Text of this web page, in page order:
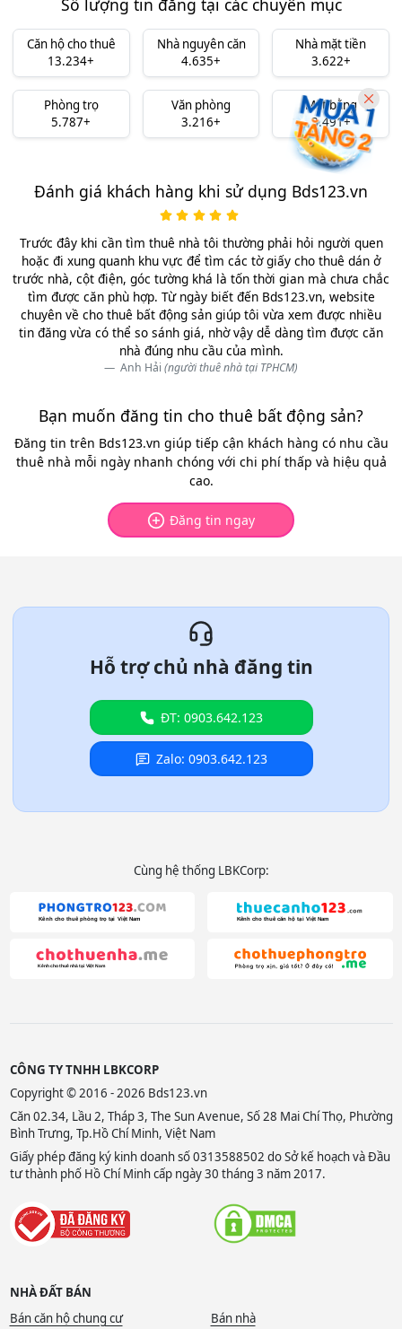
Số lượng tin đăng tại các chuyên mục
Căn hộ cho thuê
13.234+
Nhà nguyên căn
4.635+
Nhà mặt tiền
3.622+
Phòng trọ
5.787+
Văn phòng
3.216+
Mặt bằng
3.491+
Đánh giá khách hàng khi sử dụng Bds123.vn
Trước đây khi cần tìm thuê nhà tôi thường phải hỏi người quen
hoặc đi xung quanh khu vực để tìm các tờ giấy cho thuê dán ở
trước nhà, cột điện, góc tường khá là tốn thời gian mà chưa chắc
tìm được căn phù hợp. Từ ngày biết đến Bds123.vn, website
chuyên về cho thuê bất động sản giúp tôi vừa xem được nhiều
tin đăng vừa có thể so sánh giá, nhờ vậy dễ dàng tìm được căn
nhà đúng nhu cầu của mình.
Anh Hải (người thuê nhà tại TPHCM)
Bạn muốn đăng tin cho thuê bất động sản?
Đăng tin trên Bds123.vn giúp tiếp cận khách hàng có nhu cầu
thuê nhà mỗi ngày nhanh chóng với chi phí thấp và hiệu quả
cao.
Đăng tin ngay
Hỗ trợ chủ nhà đăng tin
ĐT: 0903.642.123
Zalo: 0903.642.123
Cùng hệ thống LBKCorp:
CÔNG TY TNHH LBKCORP
Copyright © 2016 - 2026 Bds123.vn
Căn 02.34, Lầu 2, Tháp 3, The Sun Avenue, Số 28 Mai Chí Thọ, Phường
Bình Trưng, Tp.Hồ Chí Minh, Việt Nam
Giấy phép đăng ký kinh doanh số 0313588502 do Sở kế hoạch và Đầu
tư thành phố Hồ Chí Minh cấp ngày 30 tháng 3 năm 2017.
NHÀ ĐẤT BÁN
Bán căn hộ chung cư
Bán nhà